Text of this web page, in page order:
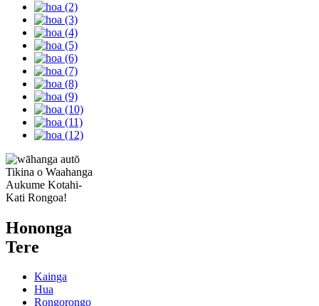
Tikina o Waahanga
Aukume Kotahi-
Kati Rongoa!
Hononga
Tere
Kainga
Hua
Rongorongo